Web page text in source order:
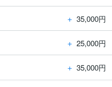
＋ 35,000円
＋ 25,000円
＋ 35,000円